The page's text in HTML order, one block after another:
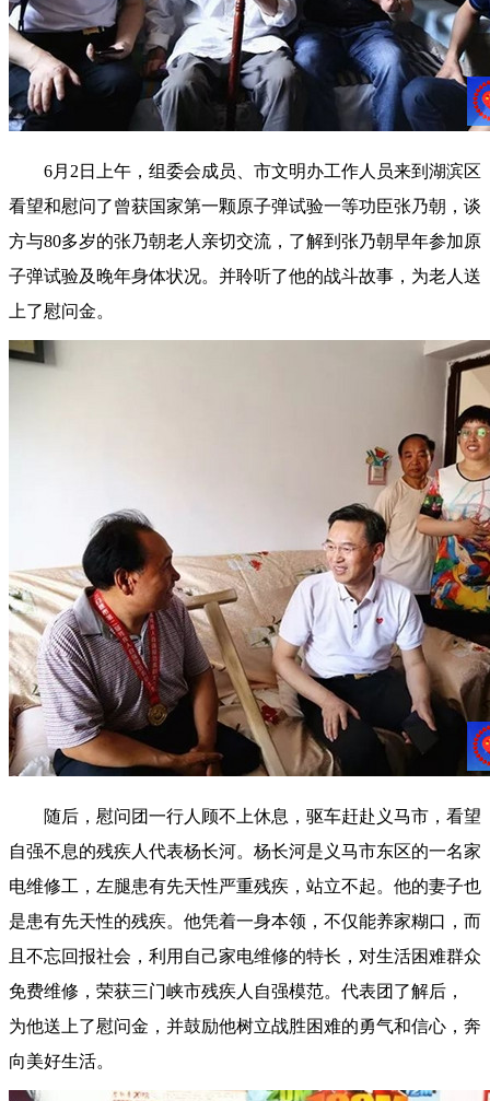
6月2日上午，组委会成员、市文明办工作人员来到湖滨区
看望和慰问了曾获国家第一颗原子弹试验一等功臣张乃朝，谈
方与80多岁的张乃朝老人亲切交流，了解到张乃朝早年参加原
子弹试验及晚年身体状况。并聆听了他的战斗故事，为老人送
上了慰问金。
随后，慰问团一行人顾不上休息，驱车赶赴义马市，看望
自强不息的残疾人代表杨长河。杨长河是义马市东区的一名家
电维修工，左腿患有先天性严重残疾，站立不起。他的妻子也
是患有先天性的残疾。他凭着一身本领，不仅能养家糊口，而
且不忘回报社会，利用自己家电维修的特长，对生活困难群众
免费维修，荣获三门峡市残疾人自强模范。代表团了解后，
为他送上了慰问金，并鼓励他树立战胜困难的勇气和信心，奔
向美好生活。